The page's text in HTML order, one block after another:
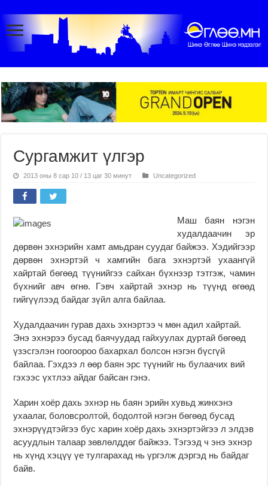
Сургамжит үлгэр
2013 оны 8 сар 10 / 13 цаг 30 минут Uncategorized
Маш баян нэгэн
худалдаачин эр
дөрвөн эхнэрийн хамт амьдран суудаг байжээ. Хэдийгээр
дөрвөн эхнэртэй ч хамгийн бага эхнэртэй ухаангүй
хайртай бөгөөд түүнийгээ сайхан бүхнээр тэтгэж, чамин
бүхнийг авч өгнө. Гэвч хайртай эхнэр нь түүнд өгөөд
гийгүүлээд байдаг зүйл алга байлаа.
Худалдаачин гурав дахь эхнэртээ ч мөн адил хайртай.
Энэ эхнэрээ бусад баячуудад гайхуулах дуртай бөгөөд
үзэсгэлэн гоогоороо бахархал болсон нэгэн бүсгүй
байлаа. Гэхдээ л өөр баян эрс түүнийг нь булаачих вий
гэхээс үхтлээ айдаг байсан гэнэ.
Харин хоёр дахь эхнэр нь баян эрийн хувьд жинхэнэ
ухаалаг, боловсролтой, бодолтой нэгэн бөгөөд бусад
эхнэрүүдтэйгээ бус харин хоёр дахь эхнэртэйгээ л элдэв
асуудлын талаар зөвлөлддөг байжээ. Тэгээд ч энэ эхнэр
нь хүнд хэцүү үе тулгарахад нь үргэлж дэргэд нь байдаг
байв.